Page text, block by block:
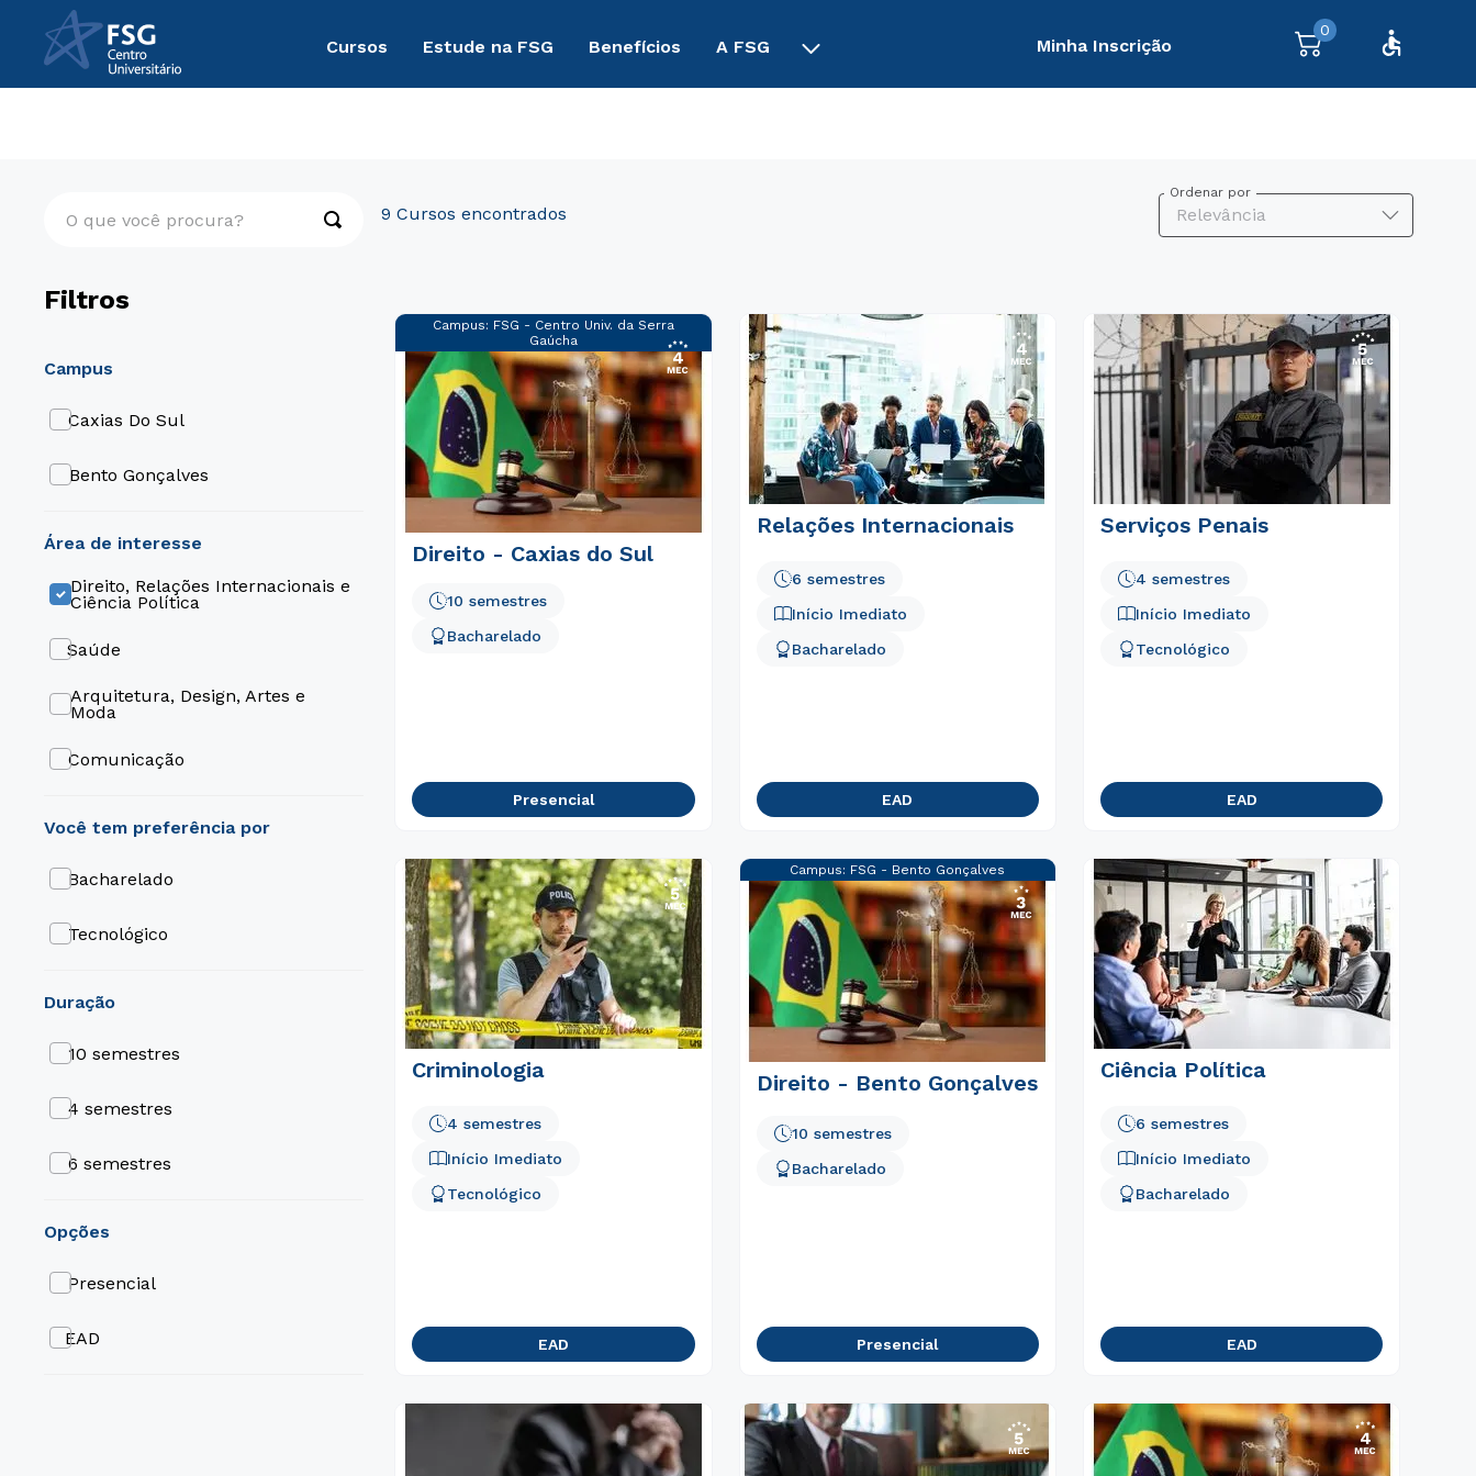
Cursos Estude na FSG Benefícios A FSG Minha Inscrição
0
Filtros
área de interesse
Direito, Relações Internacionais e
Ciência Política
Saúde
Arquitetura, Design, Artes e
Moda
Comunicação
Engenharia e Tecnologia
Gestão e Negócios
campus
Caxias Do Sul
Bento Gonçalves
duração
10 semestres
4 semestres
6 semestres
opções
Presencial
EAD
Bacharelado
Tecnológico
9
Ordenar por
Relevância
Campus: FSG - Centro Univ. da Serra
Gaúcha
Direito - Caxias do Sul
10 semestres
Bacharelado
Presencial
Relações Internacionais
6 semestres
Início Imediato
Bacharelado
EAD
Serviços Penais
Início Imediato
4 semestres
Tecnológico
EAD
Criminologia
Início Imediato
Tecnológico
4 semestres
EAD
Campus: FSG - Bento Gonçalves
Direito - Bento Gonçalves
Bacharelado
10 semestres
Presencial
Ciência Política
Início Imediato
6 semestres
Bacharelado
EAD